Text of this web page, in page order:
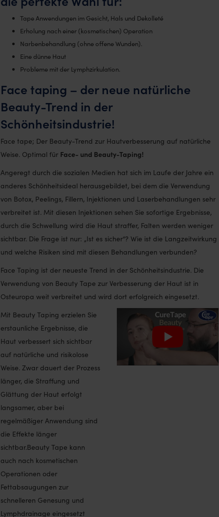
Tape Anwendungen im Gesicht, Hals und Dekolleté
Erholung nach einer (kosmetischen) Operation
Narbenbehandlung (ohne offene Wunden).
Eine dünne Haut
Probleme mit der Lymphzirkulation.
Face taping – der neue natürliche
Beauty-Trend in der
Schönheitsindustrie!
Face tape; Der Beauty-Trend zur Hautverbesserung auf natürliche
Weise. Optimal für Face- und Beauty-Taping!
Angeregt durch die sozialen Medien hat sich im Laufe der Jahre ein
anderes Schönheitsideal herausgebildet, bei dem die Verwendung
von Botox, Peelings, Fillern, Injektionen und Laserbehandlungen sehr
verbreitet ist. Mit diesen Injektionen sehen Sie sofortige Ergebnisse,
durch die Schwellung wird die Haut straffer, Falten werden weniger
sichtbar. Die Frage ist nur: „Ist es sicher“? Wie ist die Langzeitwirkung
und welche Risiken sind mit diesen Behandlungen verbunden?
Face Taping ist der neueste Trend in der Schönheitsindustrie. Die
Verwendung von Beauty Tape zur Verbesserung der Haut ist in
Osteuropa weit verbreitet und wird dort erfolgreich eingesetzt.
Mit Beauty Taping erzielen Sie
erstaunliche Ergebnisse, die
Haut verbessert sich sichtbar
auf natürliche und risikolose
Weise. Zwar dauert der Prozess
länger, die Straffung und
Glättung der Haut erfolgt
langsamer, aber bei
regelmäßiger Anwendung sind
die Effekte länger
sichtbar.Beauty Tape kann
auch nach kosmetischen
Operationen oder
Fettabsaugungen zur
schnelleren Genesung und
Lymphdrainage eingesetzt